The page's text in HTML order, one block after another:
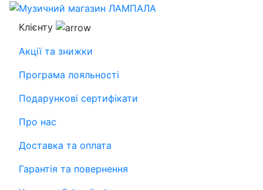
Клієнту
Акції та знижки
Програма лояльності
Подарункові сертифікати
Про нас
Доставка та оплата
Гарантія та повернення